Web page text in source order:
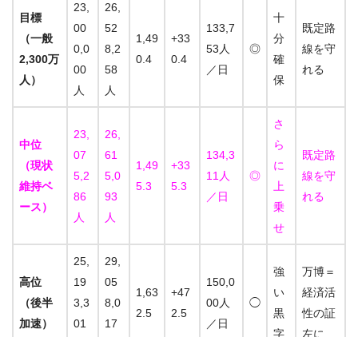
目標
（一般
2,300万
人）
23,
00
0,0
00
人
26,
52
8,2
58
人
1,49
0.4
+33
0.4
133,7
53人
／日
◎
十
分
確
保
既定路
線を守
れる
中位
（現状
維持ベ
ース）
23,
07
5,2
86
人
26,
61
5,0
93
人
1,49
5.3
+33
5.3
134,3
11人
／日
◎
さ
ら
に
上
乗
せ
既定路
線を守
れる
高位
（後半
加速）
25,
19
3,3
01
29,
05
8,0
17
1,63
2.5
+47
2.5
150,0
00人
／日
◯
強
い
黒
字
万博＝
経済活
性の証
左に